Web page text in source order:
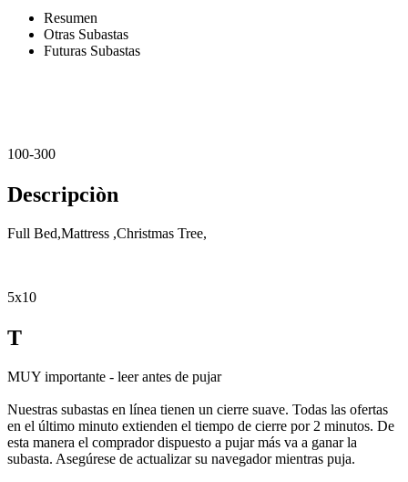
Resumen
Otras Subastas
Futuras Subastas
100-300
Descripciòn
Full Bed,Mattress ,Christmas Tree,
5x10
T
MUY importante - leer antes de pujar
Nuestras subastas en línea tienen un cierre suave. Todas las ofertas
en el último minuto extienden el tiempo de cierre por 2 minutos. De
esta manera el comprador dispuesto a pujar más va a ganar la
subasta. Asegúrese de actualizar su navegador mientras puja.